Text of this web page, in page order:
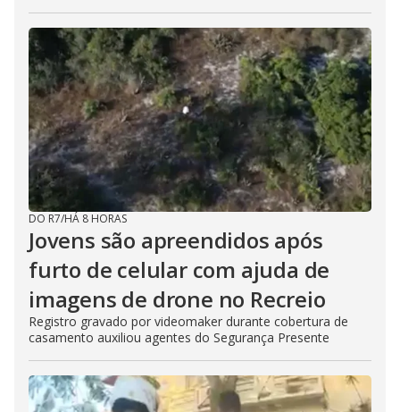
DO R7/HÁ 8 HORAS
Jovens são apreendidos após
furto de celular com ajuda de
imagens de drone no Recreio
Registro gravado por videomaker durante cobertura de
casamento auxiliou agentes do Segurança Presente